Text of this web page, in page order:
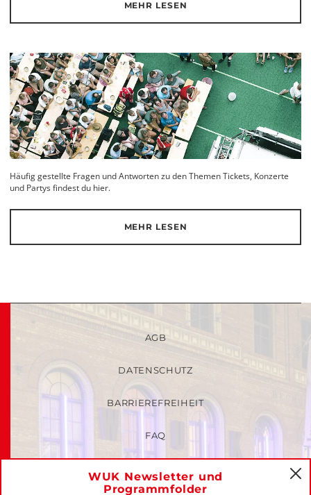
MEHR LESEN
Häufig gestellte Fragen und Antworten zu den Themen Tickets, Konzerte
und Partys findest du hier.
MEHR LESEN
WUK Newsletter und
Programmfolder
AGB
DATENSCHUTZ
BARRIEREFREIHEIT
FAQ